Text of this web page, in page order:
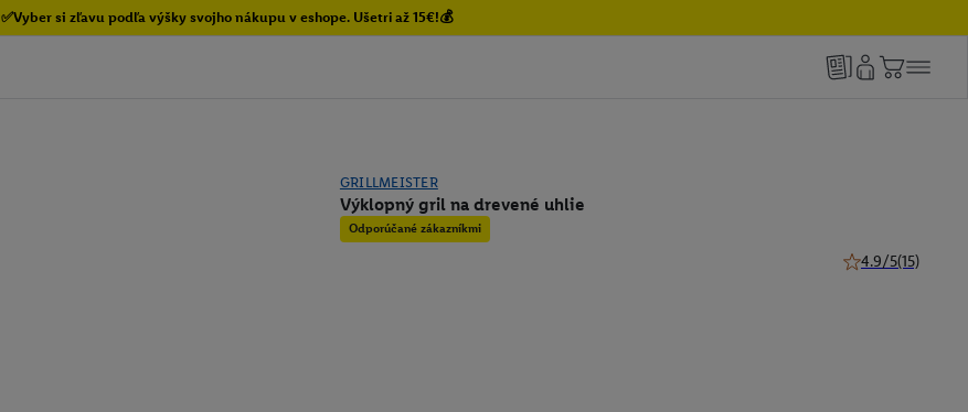
✅Vyber si zľavu podľa výšky svojho nákupu v eshope. Ušetri až 15€!💰
GRILLMEISTER
Výklopný gril na drevené uhlie
Odporúčané zákazníkmi
4.9/5(15)